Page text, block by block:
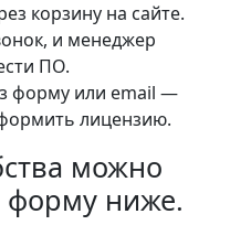
корзину на сайте.
и менеджер
ПО.
форму или email —
лицензию.
можно
форму ниже.